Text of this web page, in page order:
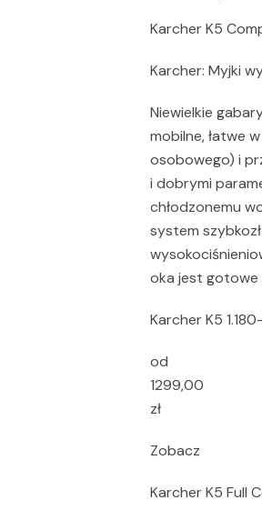
Karcher K5
Karcher: Myjki
Niewielkie
mobilne, łatwe
osobowego) i
i dobrymi
chłodzonemu
system
oka jest gotowe
Karcher K5
od
1299,00
zł
Zobacz
Karcher K5 Full